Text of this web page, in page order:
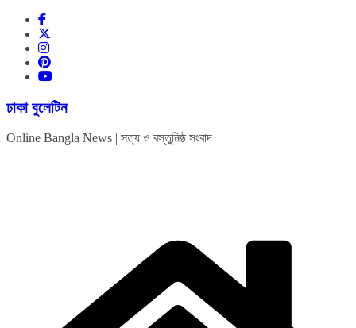
ঢাকা বুলেটিন
Online Bangla News | সত্য ও বস্তুনিষ্ঠ সংবাদ